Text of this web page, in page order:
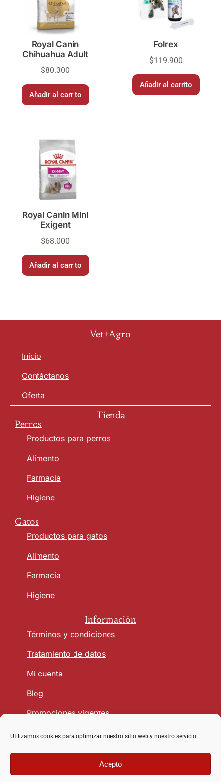
Utilizamos cookies para optimizar nuestro sitio web y nuestro servicio.
Acepto
Royal Canin
Chihuahua Adult
$80.300
Añadir al carrito
Folrex
$119.900
Añadir al carrito
Royal Canin Mini
Exigent
$68.000
Añadir al carrito
Vet+Agro
Inicio
Contáctanos
Oferta
Tienda
Perros
Productos para perros
Alimento
Farmacia
Higiene
Gatos
Productos para gatos
Alimento
Farmacia
Higiene
Información
Términos y condiciones
Tratamiento de datos
Mi cuenta
Blog
Promociones vigentes
Seguridad y Confianza